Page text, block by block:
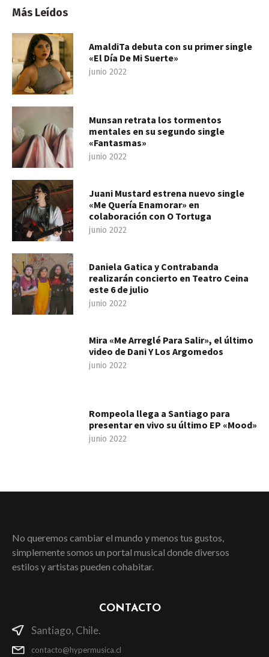
Más Leídos
AmaldiTa debuta con su primer single
«El Día De Mi Suerte»
junio 2022
Munsan retrata los tormentos
mentales en su segundo single
«Fantasmas»
junio 2022
Juani Mustard estrena nuevo single
«Me Quería Enamorar» en
colaboración con O Tortuga
junio 2022
Daniela Gatica y Contrabanda
realizarán concierto en Teatro Ceina
este 6 de julio
junio 2022
Mira «Me Arreglé Para Salir», el último
video de Dani Y Los Argomedos
junio 2022
Rompeola llega a Santiago para
presentar en vivo su último EP «Mood»
junio 2022
No queremos cambiar el mundo y menos tus gustos,
simplemente somos un portal musical donde diversos
estilos y artistas pueden cohabitar.
CONTACTO
Santiago, Chile.
contacto@hypermusica.cl